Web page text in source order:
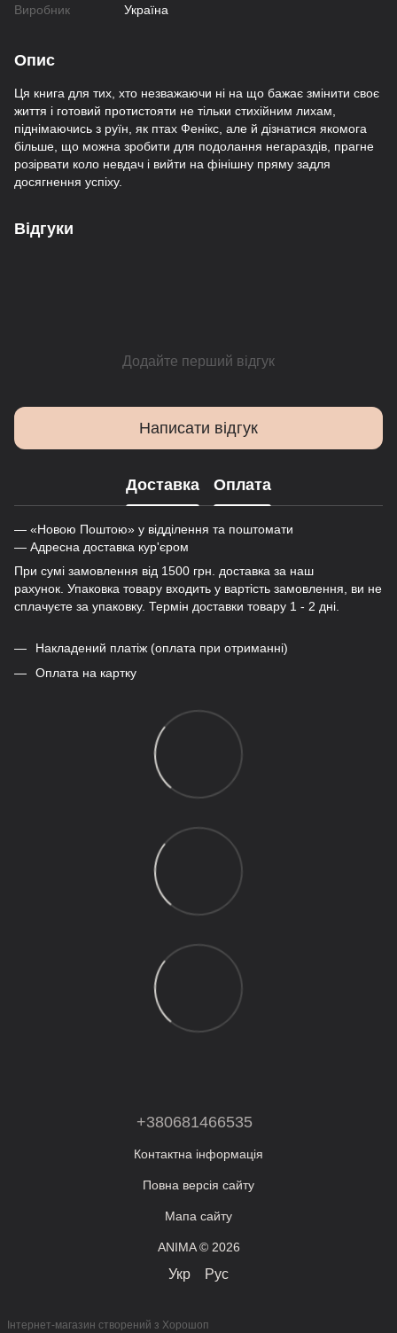
Виробник
Україна
Опис
Ця книга для тих, хто незважаючи ні на що бажає змінити своє
життя і готовий протистояти не тільки стихійним лихам,
піднімаючись з руїн, як птах Фенікс, але й дізнатися якомога
більше, що можна зробити для подолання негараздів, прагне
розірвати коло невдач і вийти на фінішну пряму задля
досягнення успіху.
Відгуки
Додайте перший відгук
Написати відгук
Доставка Оплата
— «Новою Поштою» у відділення та поштомати
— Адресна доставка кур'єром
При сумі замовлення від 1500 грн. доставка за наш
рахунок. Упаковка товару входить у вартість замовлення, ви не
сплачуєте за упаковку. Термін доставки товару 1 - 2 дні.
Накладений платіж (оплата при отриманні)
Оплата на картку
+380681466535
Контактна інформація
Повна версія сайту
Мапа сайту
ANIMA © 2026
Укр Рус
Інтернет-магазин створений з Хорошоп